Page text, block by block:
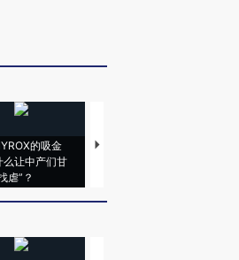
的吸金
么让中产们甘
虐”？
马航飞行员跨国走私7万